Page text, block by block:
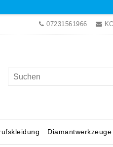
07231561966
Diamantwerkzeuge